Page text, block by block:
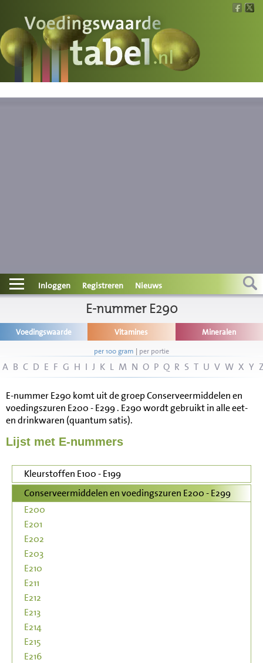
Voedingswaarde
Wat is wat?
Contact
Disclaimer
Inloggen Registreren Nieuws
E-nummer E290
Voedingswaarde Vitamines Mineralen
per 100 gram | per portie
A B C D E F G H I J K L M N O P Q R S T U V W X Y
E-nummer E290 komt uit de groep Conserveermiddelen en
voedingszuren E200 - E299 . E290 wordt gebruikt in alle eet-
en drinkwaren (quantum satis).
Lijst met E-nummers
Kleurstoffen E100 - E199
Conserveermiddelen en voedingszuren E200 - E299
E200
E201
E202
E203
E210
E211
E212
E213
E214
E215
E216